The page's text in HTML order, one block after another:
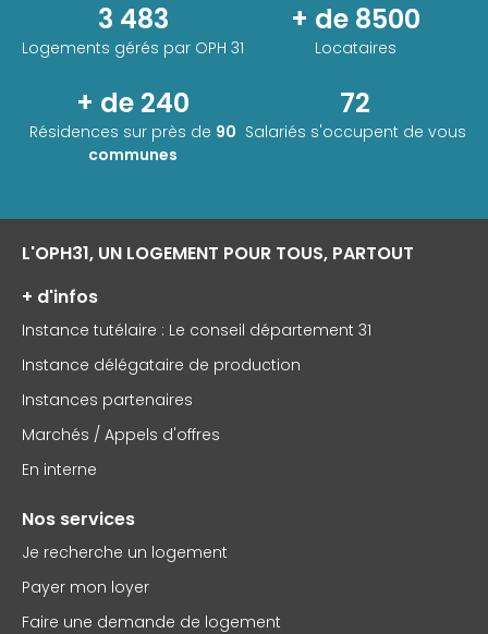
3 483
Logements gérés par OPH 31
+ de 8500
Locataires
+ de 240
Résidences sur près de 90
communes
72
Salariés s'occupent de vous
L'OPH31, UN LOGEMENT POUR TOUS, PARTOUT
+ d'infos
Instance tutélaire : Le conseil département 31
Instance délégataire de production
Instances partenaires
Marchés / Appels d'offres
En interne
Nos services
Je recherche un logement
Payer mon loyer
Faire une demande de logement